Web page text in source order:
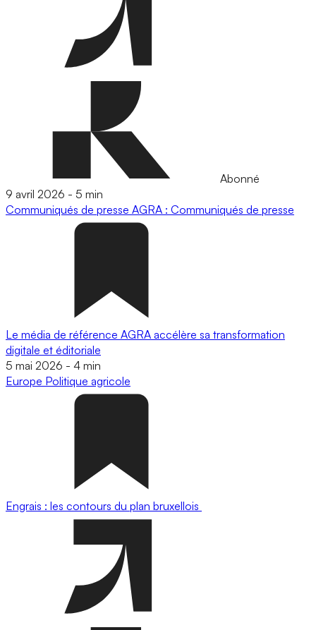
Abonné
9 avril 2026 - 5 min
Communiqués de presse AGRA : Communiqués de presse
Le média de référence AGRA accélère sa transformation
digitale et éditoriale
5 mai 2026 - 4 min
Europe Politique agricole
Engrais : les contours du plan bruxellois